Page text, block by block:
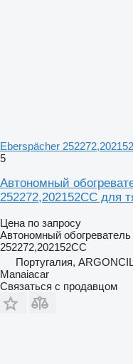
Eberspächer
5
Автономный
252272,202152CC для
Цена по запросу
Автономный обогреватель
252272,202152CC
Португалия,
Manaiacar
Связаться с продавцом